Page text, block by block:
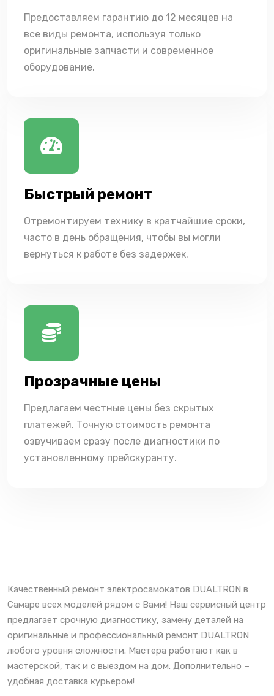
Предоставляем гарантию до 12 месяцев на
все виды ремонта, используя только
оригинальные запчасти и современное
оборудование.
Быстрый ремонт
Отремонтируем технику в кратчайшие сроки,
часто в день обращения, чтобы вы могли
вернуться к работе без задержек.
Прозрачные цены
Предлагаем честные цены без скрытых
платежей. Точную стоимость ремонта
озвучиваем сразу после диагностики по
установленному прейскуранту.
Качественный ремонт электросамокатов DUALTRON в
Самаре всех моделей рядом с Вами! Наш сервисный центр
предлагает срочную диагностику, замену деталей на
оригинальные и профессиональный ремонт DUALTRON
любого уровня сложности. Мастера работают как в
мастерской, так и с выездом на дом. Дополнительно –
удобная доставка курьером!